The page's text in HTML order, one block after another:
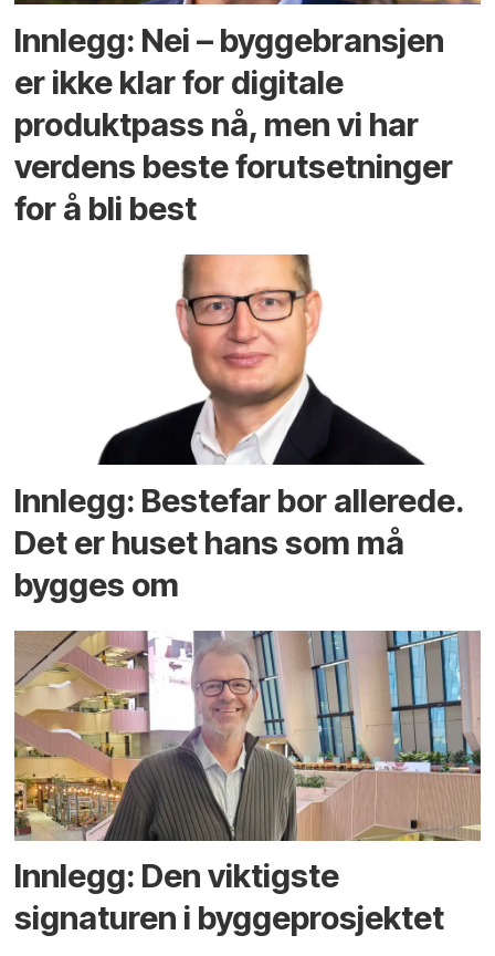
Innlegg: Nei – byggebransjen
er ikke klar for digitale
produktpass nå, men vi har
verdens beste forutsetninger
for å bli best
Innlegg: Bestefar bor allerede.
Det er huset hans som må
bygges om
Innlegg: Den viktigste
signaturen i bygge­­prosjektet